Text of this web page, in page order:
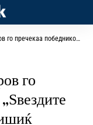
на „Ѕвездите на Гранд“, Никола Станишиќ
го